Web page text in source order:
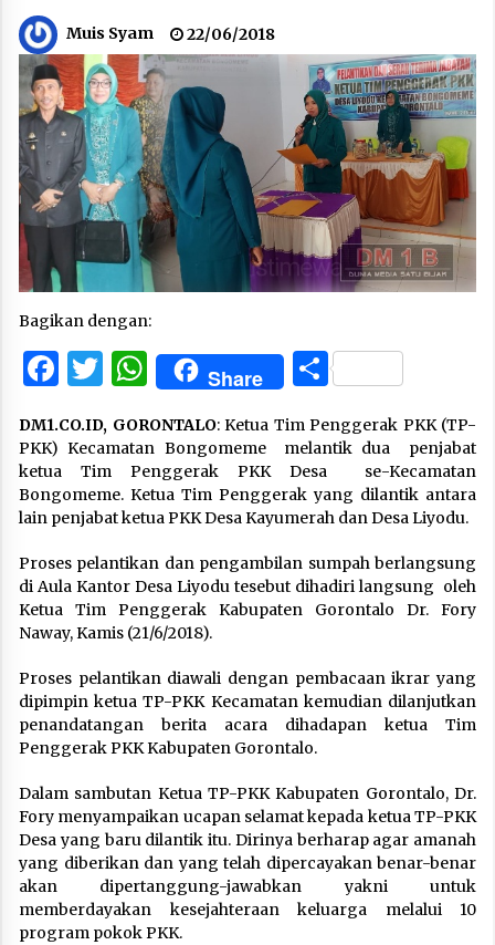
Muis Syam 22/06/2018
Bagikan dengan:
Facebook
Twitter
WhatsApp
Share Share
DM1.CO.ID, GORONTALO: Ketua Tim Penggerak PKK (TP-
PKK) Kecamatan Bongomeme melantik dua penjabat
ketua Tim Penggerak PKK Desa se-Kecamatan
Bongomeme. Ketua Tim Penggerak yang dilantik antara
lain penjabat ketua PKK Desa Kayumerah dan Desa Liyodu.
Proses pelantikan dan pengambilan sumpah berlangsung
di Aula Kantor Desa Liyodu tesebut dihadiri langsung oleh
Ketua Tim Penggerak Kabupaten Gorontalo Dr. Fory
Naway, Kamis (21/6/2018).
Proses pelantikan diawali dengan pembacaan ikrar yang
dipimpin ketua TP-PKK Kecamatan kemudian dilanjutkan
penandatangan berita acara dihadapan ketua Tim
Penggerak PKK Kabupaten Gorontalo.
Dalam sambutan Ketua TP-PKK Kabupaten Gorontalo, Dr.
Fory menyampaikan ucapan selamat kepada ketua TP-PKK
Desa yang baru dilantik itu. Dirinya berharap agar amanah
yang diberikan dan yang telah dipercayakan benar-benar
akan dipertanggung-jawabkan yakni untuk
memberdayakan kesejahteraan keluarga melalui 10
program pokok PKK.